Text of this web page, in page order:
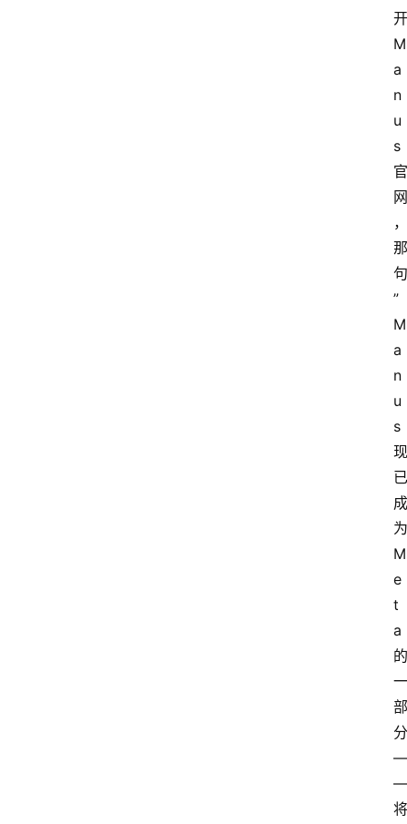
开
M
a
n
u
s
官
网
，
那
句
”
M
a
n
u
s
现
已
成
为
M
e
t
a
的
一
部
分
—
—
将